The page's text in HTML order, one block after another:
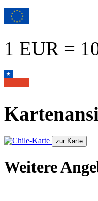
1 EUR =
Weitere